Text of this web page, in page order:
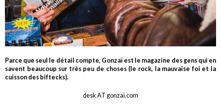
Parce que seul le détail compte, Gonzaï est le magazine des gens qui en
savent beaucoup sur très peu de choses (le rock, la mauvaise foi et la
cuisson des biftecks).
desk AT gonzai.com